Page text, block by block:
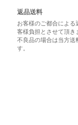
返品送料
お客様のご都合による
客様負担とさせて頂き
不良品の場合は当方送
す。